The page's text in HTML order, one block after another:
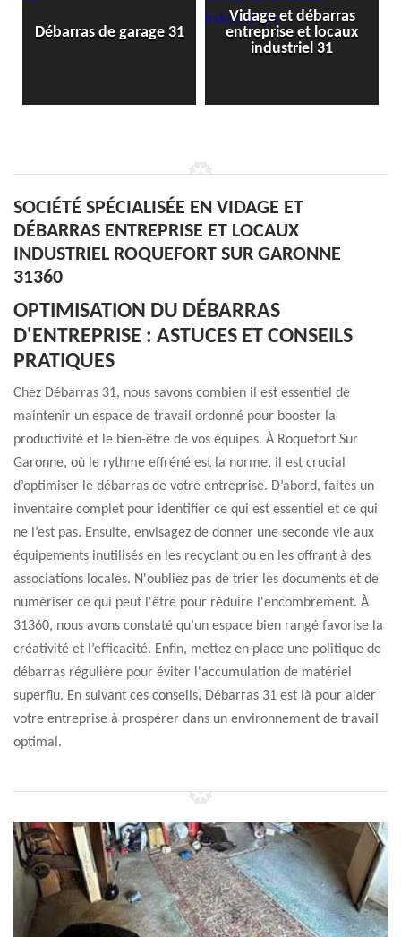
31
Vidage et débarras
entreprise et locaux
Débarras de
cave 31
SOCIÉTÉ SPÉCIALISÉE EN VIDAGE ET
DÉBARRAS ENTREPRISE ET LOCAUX
INDUSTRIEL ROQUEFORT SUR GARONNE
31360
OPTIMISATION DU DÉBARRAS
D'ENTREPRISE : ASTUCES ET CONSEILS
PRATIQUES
Chez Débarras 31, nous savons combien il est essentiel de
maintenir un espace de travail ordonné pour booster la
productivité et le bien-être de vos équipes. À Roquefort Sur
Garonne, où le rythme effréné est la norme, il est crucial
d’optimiser le débarras de votre entreprise. D’abord, faites un
inventaire complet pour identifier ce qui est essentiel et ce qui
ne l’est pas. Ensuite, envisagez de donner une seconde vie aux
équipements inutilisés en les recyclant ou en les offrant à des
associations locales. N'oubliez pas de trier les documents et de
numériser ce qui peut l'être pour réduire l'encombrement. À
31360, nous avons constaté qu’un espace bien rangé favorise la
créativité et l’efficacité. Enfin, mettez en place une politique de
débarras régulière pour éviter l'accumulation de matériel
superflu. En suivant ces conseils, Débarras 31 est là pour aider
votre entreprise à prospérer dans un environnement de travail
optimal.